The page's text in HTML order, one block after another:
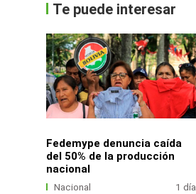
Te puede interesar
Fedemype denuncia caída
del 50% de la producción
nacional
Nacional 1 día